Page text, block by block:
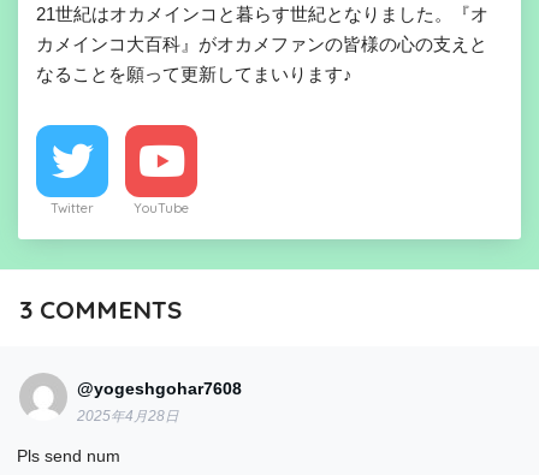
21世紀はオカメインコと暮らす世紀となりました。『オ
カメインコ大百科』がオカメファンの皆様の心の支えと
なることを願って更新してまいります♪
Twitter YouTube
3COMMENTS
@yogeshgohar7608
2025年4月28日
Pls send num